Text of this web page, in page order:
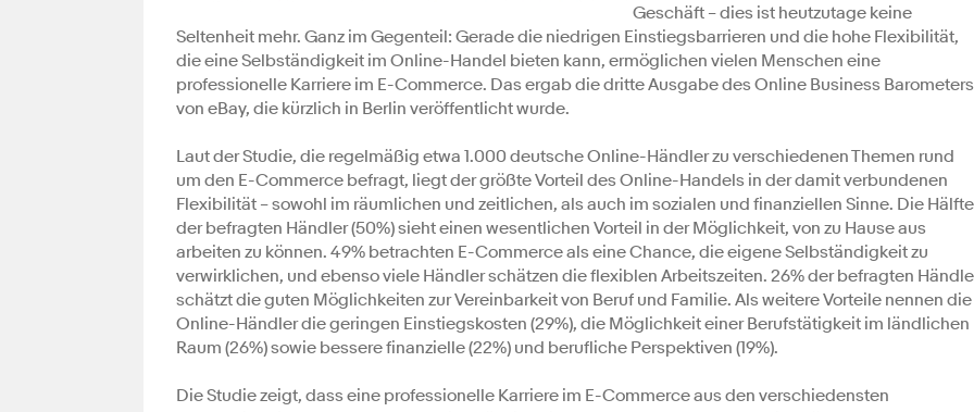
Geschäft – dies ist heutzutage keine
Seltenheit mehr. Ganz im Gegenteil: Gerade die niedrigen Einstiegsbarrieren und die hohe Flexibilität,
die eine Selbständigkeit im Online-Handel bieten kann, ermöglichen vielen Menschen eine
professionelle Karriere im E-Commerce. Das ergab die dritte Ausgabe des Online Business Barometers
von eBay, die kürzlich in Berlin veröffentlicht wurde.
Laut der Studie, die regelmäßig etwa 1.000 deutsche Online-Händler zu verschiedenen Themen rund
um den E-Commerce befragt, liegt der größte Vorteil des Online-Handels in der damit verbundenen
Flexibilität – sowohl im räumlichen und zeitlichen, als auch im sozialen und finanziellen Sinne. Die Hälfte
der befragten Händler (50%) sieht einen wesentlichen Vorteil in der Möglichkeit, von zu Hause aus
arbeiten zu können. 49% betrachten E-Commerce als eine Chance, die eigene Selbständigkeit zu
verwirklichen, und ebenso viele Händler schätzen die flexiblen Arbeitszeiten. 26% der befragten
schätzt die guten Möglichkeiten zur Vereinbarkeit von Beruf und Familie. Als weitere Vorteile nennen die
Online-Händler die geringen Einstiegskosten (29%), die Möglichkeit einer Berufstätigkeit im ländlichen
Raum (26%) sowie bessere finanzielle (22%) und berufliche Perspektiven (19%).
Die Studie zeigt, dass eine professionelle Karriere im E-Commerce aus den verschiedensten